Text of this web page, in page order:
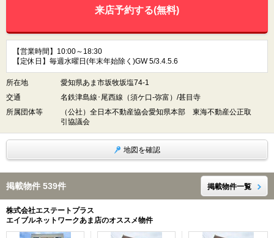
来店予約する(無料)
【営業時間】10:00～18:30
【定休日】毎週水曜日(年末年始除く)GW 5/3.4.5.6
所在地
愛知県あま市坂牧坂塩74-1
交通
名鉄津島線･尾西線（須ケ口-弥富）/甚目寺
所属団体等
（公社）全日本不動産協会愛知県本部 東海不動産公正取
引協議会
地図を確認
掲載物件 539件 掲載物件一覧
株式会社エステートプラス
エイブルネットワークあま店のオススメ物件